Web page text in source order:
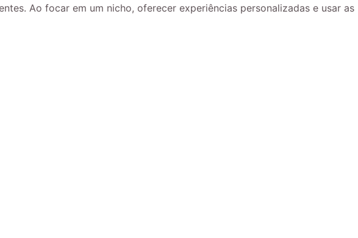
Ao focar em um nicho, oferecer experiências personalizadas e usar as